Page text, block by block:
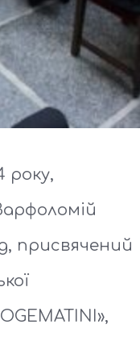
року,
присвячений